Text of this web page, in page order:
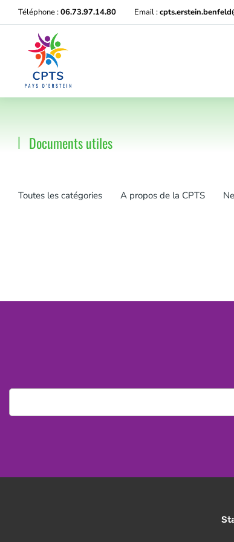
Téléphone :06.73.97.14.80 Email :
Documents utiles
Toutes les catégories A propos de la CPTS